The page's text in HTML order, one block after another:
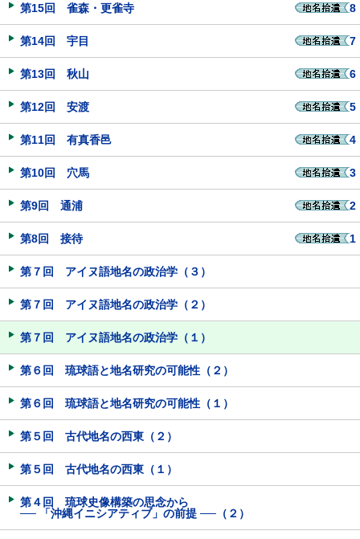
第15回 雀森・更雀寺 8
第14回 宇目 7
第13回 秋山 6
第12回 安渡 5
第11回 有真香邑 4
第10回 穴馬 3
第9回 通浦 2
第8回 接待 1
第７回 アイヌ語地名の政治学（３）
第７回 アイヌ語地名の政治学（２）
第７回 アイヌ語地名の政治学（１）
第６回 琉球語と地名研究の可能性（２）
第６回 琉球語と地名研究の可能性（１）
第５回 古代地名の西東（２）
第５回 古代地名の西東（１）
第４回 琉球史像構築の思念から
── 「沖縄イニシアティブ」の前提 ──（２）